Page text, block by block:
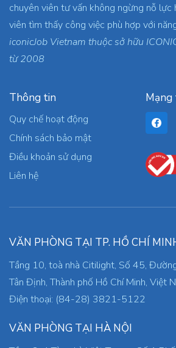
chuyên viên tư vấn không ngừng nỗ lực
viên tìm thấy công việc phù hợp với
iconicJob Vietnam thuộc sở hữu
từ 2008
Thông tin
Quy chế hoạt động
Chính sách bảo mật
Điều khoản sử dụng
Liên hệ
VĂN PHÒNG TẠI TP. HỒ CHÍ
Tầng 10, toà nhà Citilight, Số 45,
Tân Định, Thành phố Hồ Chí Minh, Việt
Điện thoại: (84-28) 3821-5122
VĂN PHÒNG TẠI HÀ NỘI